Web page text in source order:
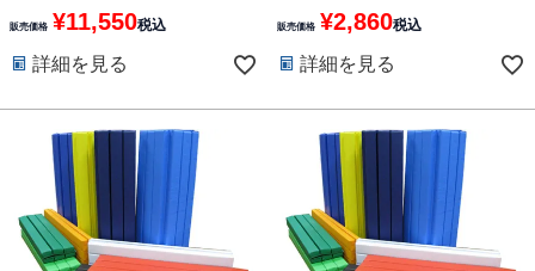
販売価格 ¥11,550税込
詳細を見る
販売価格 ¥2,860税込
詳細を見る